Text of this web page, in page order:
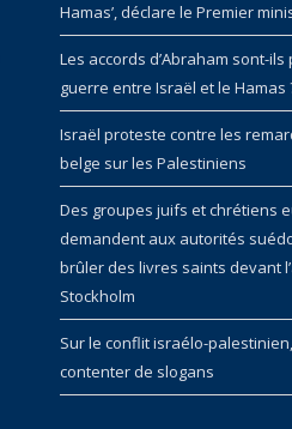
Hamas’, déclare le Premier
Les accords d’Abraham sont-
guerre entre Israël et le Hamas
Israël proteste contre les
belge sur les Palestiniens
Des groupes juifs et chrétiens
demandent aux autorités
brûler des livres saints devant
Stockholm
Sur le conflit israélo-palestinien,
contenter de slogans